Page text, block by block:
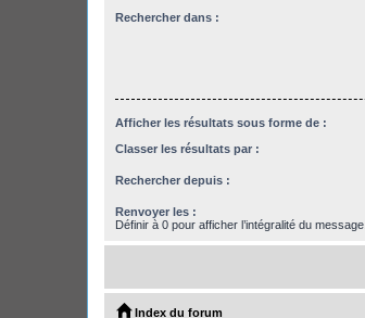
Rechercher dans :
Afficher les résultats sous forme de :
Classer les résultats par :
Rechercher depuis :
Renvoyer les :
Définir à 0 pour afficher l’intégralité du message.
Index du forum